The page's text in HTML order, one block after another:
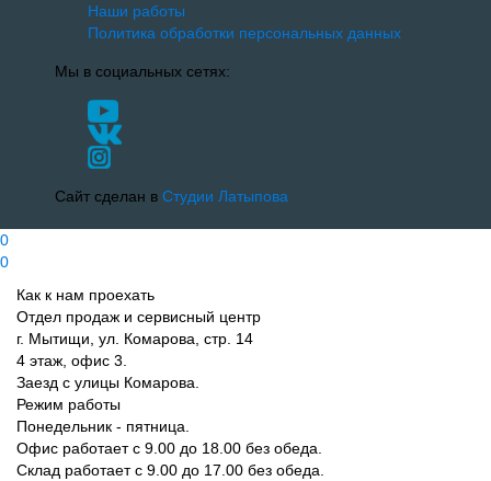
Наши работы
Политика обработки персональных данных
Мы в социальных сетях:
Сайт сделан в Студии Латыпова
0
0
Как к нам проехать
Отдел продаж и сервисный центр
г. Мытищи, ул. Комарова, стр. 14
4 этаж, офис 3.
Заезд с улицы Комарова.
Режим работы
Понедельник - пятница.
Офис работает с 9.00 до 18.00 без обеда.
Склад работает с 9.00 до 17.00 без обеда.